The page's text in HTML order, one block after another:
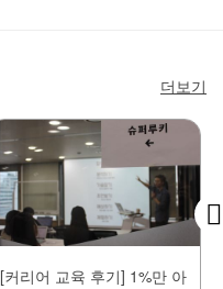
더보기
[커리어 교육 후기] 1%만 아